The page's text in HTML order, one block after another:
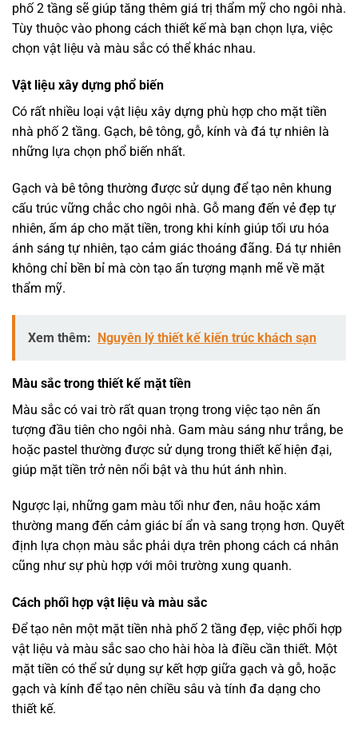
phố 2 tầng sẽ giúp tăng thêm giá trị thẩm mỹ cho ngôi nhà.
Tùy thuộc vào phong cách thiết kế mà bạn chọn lựa, việc
chọn vật liệu và màu sắc có thể khác nhau.
Vật liệu xây dựng phổ biến
Có rất nhiều loại vật liệu xây dựng phù hợp cho mặt tiền
nhà phố 2 tầng. Gạch, bê tông, gỗ, kính và đá tự nhiên là
những lựa chọn phổ biến nhất.
Gạch và bê tông thường được sử dụng để tạo nên khung
cấu trúc vững chắc cho ngôi nhà. Gỗ mang đến vẻ đẹp tự
nhiên, ấm áp cho mặt tiền, trong khi kính giúp tối ưu hóa
ánh sáng tự nhiên, tạo cảm giác thoáng đãng. Đá tự nhiên
không chỉ bền bỉ mà còn tạo ấn tượng mạnh mẽ về mặt
thẩm mỹ.
Xem thêm: Nguyên lý thiết kế kiến trúc khách sạn
Màu sắc trong thiết kế mặt tiền
Màu sắc có vai trò rất quan trọng trong việc tạo nên ấn
tượng đầu tiên cho ngôi nhà. Gam màu sáng như trắng, be
hoặc pastel thường được sử dụng trong thiết kế hiện đại,
giúp mặt tiền trở nên nổi bật và thu hút ánh nhìn.
Ngược lại, những gam màu tối như đen, nâu hoặc xám
thường mang đến cảm giác bí ẩn và sang trọng hơn. Quyết
định lựa chọn màu sắc phải dựa trên phong cách cá nhân
cũng như sự phù hợp với môi trường xung quanh.
Cách phối hợp vật liệu và màu sắc
Để tạo nên một mặt tiền nhà phố 2 tầng đẹp, việc phối hợp
vật liệu và màu sắc sao cho hài hòa là điều cần thiết. Một
mặt tiền có thể sử dụng sự kết hợp giữa gạch và gỗ, hoặc
gạch và kính để tạo nên chiều sâu và tính đa dạng cho
thiết kế.